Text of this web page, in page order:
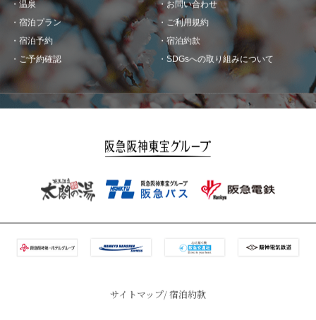
温泉
宿泊プラン
宿泊予約
ご予約確認
お問い合わせ
ご利用規約
宿泊約款
SDGsへの取り組みについて
サイトマップ 宿泊約款